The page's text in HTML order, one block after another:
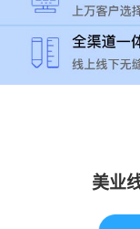
美业